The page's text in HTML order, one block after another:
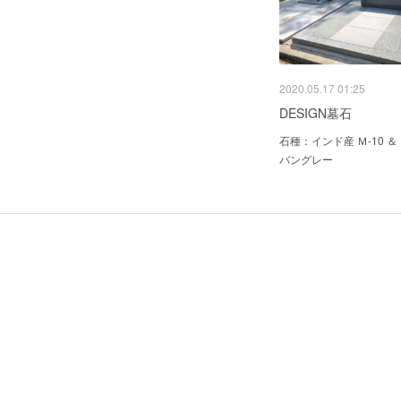
2020.05.17 01:25
DESIGN墓石
石種：インド産 Ｍ-10 ＆
バングレー